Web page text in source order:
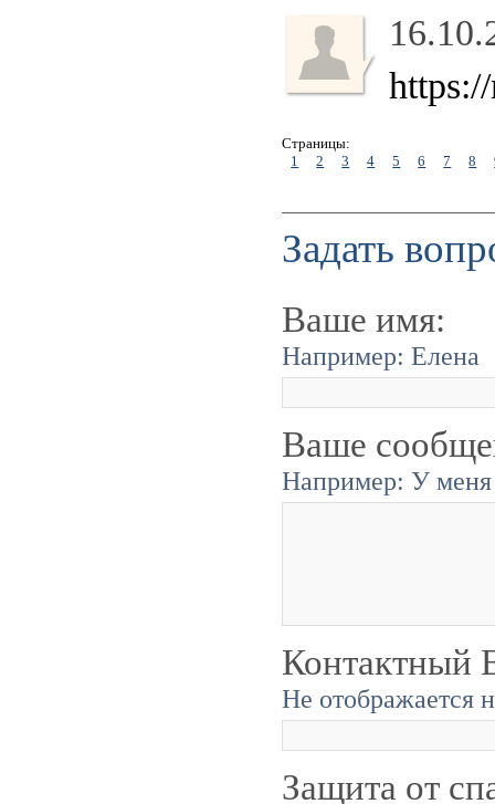
Страницы:
1
2 3 4 5 6 7 8
Задать
Ваше имя:
Например: Елена
Ваше
Например: У меня
Контактный
Не отображается
Защита от